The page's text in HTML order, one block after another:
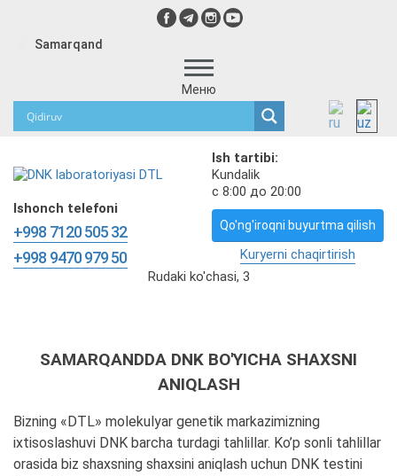
Samarqand
Меню
Ish tartibi:
Kundalik
с 8:00 до 20:00
Ishonch telefoni
+998 7120 505 32
+998 9470 979 50
Qo'ng'iroqni buyurtma qilish
Kuryerni chaqirtirish
Rudaki ko'chasi, 3
SAMARQANDDA DNK BO'YICHA SHAXSNI
ANIQLASH
Bizning «DTL» molekulyar genetik markazimizning
ixtisoslashuvi DNK barcha turdagi tahlillar. Ko’p sonli tahlillar
orasida biz shaxsning shaxsini aniqlash uchun DNK testini